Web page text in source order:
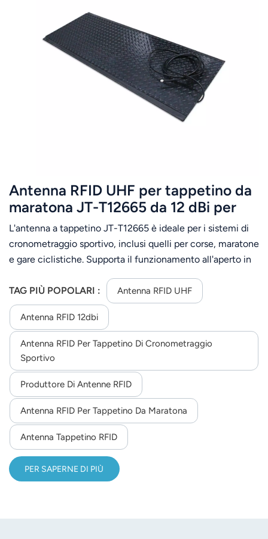
Antenna RFID UHF per tappetino da
maratona JT-T12665 ​​da 12 dBi per
cronometraggio sportivo, 860-960
MHz
L'antenna a tappetino JT-T12665 ​​è ideale per i sistemi di
cronometraggio sportivo, inclusi quelli per corse, maratone
e gare ciclistiche. Supporta il funzionamento all'aperto in
guadagno, una lunga distanza di lettura, una velocità
elevata e prestazioni stabili contro le interferenze.
TAG PIÙ POPOLARI : Antenna RFID UHF
Antenna RFID 12dbi
Antenna RFID Per Tappetino Di Cronometraggio
Sportivo
Produttore Di Antenne RFID
Antenna RFID Per Tappetino Da Maratona
Antenna Tappetino RFID
PER SAPERNE DI PIÙ